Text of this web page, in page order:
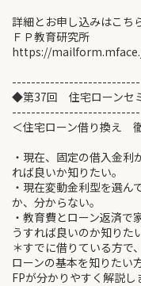
詳細とお申し込みはこ
ＦＰ教育研究所
https://
◆第37回 住宅ローンセ
＜住宅ローン借り換え
・現在、固定の借入金
れば良いか知りたい。
・現在変動金利型を選
か、分からない。
・教育費とローン返済
うすれば良いのか知りた
＊すでに借りている方で
ローンの基本を知りたい
FPが分かりやすく解説し